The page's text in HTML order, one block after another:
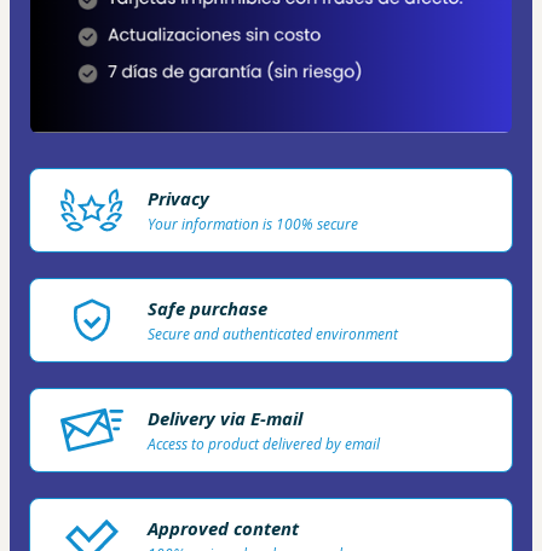
Privacy
Your information is 100% secure
Safe purchase
Secure and authenticated environment
Delivery via E-mail
Access to product delivered by email
Approved content